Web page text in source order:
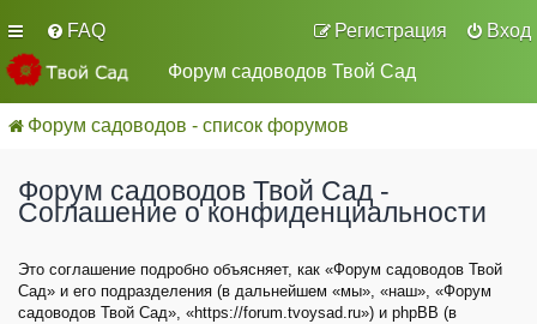
FAQ Вход
Регистрация
Форум садоводов Твой Сад
Форум садоводов - список форумов
Форум садоводов Твой Сад -
Соглашение о конфиденциальности
Это соглашение подробно объясняет, как «Форум садоводов Твой
Сад» и его подразделения (в дальнейшем «мы», «наш», «Форум
садоводов Твой Сад», «https://forum.tvoysad.ru») и phpBB (в